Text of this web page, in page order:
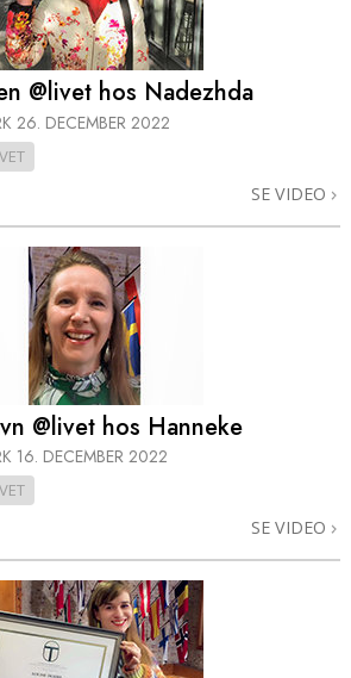
@livet hos Nadezhda
26. DECEMBER 2022
SE VIDEO
@livet hos Hanneke
16. DECEMBER 2022
SE VIDEO